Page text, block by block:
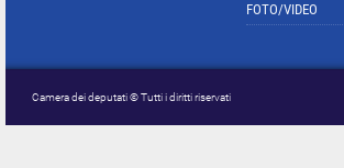
FOTO/VIDEO
Camera dei deputati © Tutti i diritti riservati